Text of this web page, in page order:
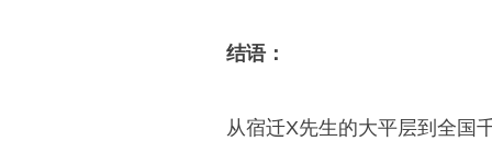
结语：
从宿迁X先生的大平层到全国